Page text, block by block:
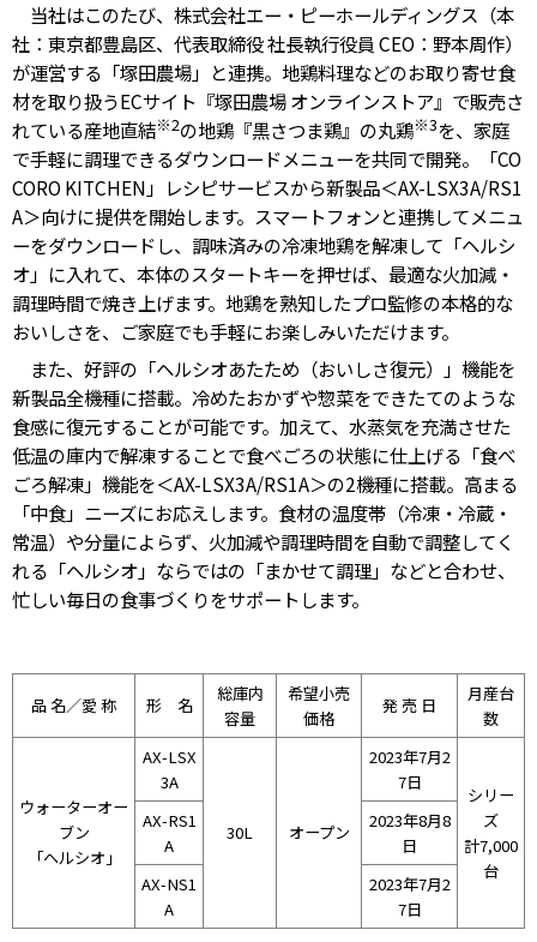
当社はこのたび、株式会社エー・ピーホールディングス（本
社：東京都豊島区、代表取締役 社長執行役員 CEO：野本周作）
が運営する「塚田農場」と連携。地鶏料理などのお取り寄せ食
材を取り扱うECサイト『塚田農場 オンラインストア』で販売さ
れている産地直結※2の地鶏『黒さつま鶏』の丸鶏※3を、家庭
で手軽に調理できるダウンロードメニューを共同で開発。「CO
CORO KITCHEN」レシピサービスから新製品＜AX-LSX3A/RS1
A＞向けに提供を開始します。スマートフォンと連携してメニュ
ーをダウンロードし、調味済みの冷凍地鶏を解凍して「ヘルシ
オ」に入れて、本体のスタートキーを押せば、最適な火加減・
調理時間で焼き上げます。地鶏を熟知したプロ監修の本格的な
おいしさを、ご家庭でも手軽にお楽しみいただけます。
また、好評の「ヘルシオあたため（おいしさ復元）」機能を
新製品全機種に搭載。冷めたおかずや惣菜をできたてのような
食感に復元することが可能です。加えて、水蒸気を充満させた
低温の庫内で解凍することで食べごろの状態に仕上げる「食べ
ごろ解凍」機能を＜AX-LSX3A/RS1A＞の2機種に搭載。高まる
「中食」ニーズにお応えします。食材の温度帯（冷凍・冷蔵・
常温）や分量によらず、火加減や調理時間を自動で調整してく
れる「ヘルシオ」ならではの「まかせて調理」などと合わせ、
忙しい毎日の食事づくりをサポートします。
品 名／愛 称 形 名
総庫内
容量
希望小売
価格
発 売 日
月産台
数
ウォーターオー
ブン
「ヘルシオ」
AX-LSX
3A
30L オープン
2023年7月2
7日
シリー
ズ
計7,000
台
AX-RS1
A
2023年8月8
日
AX-NS1
A
2023年7月2
7日